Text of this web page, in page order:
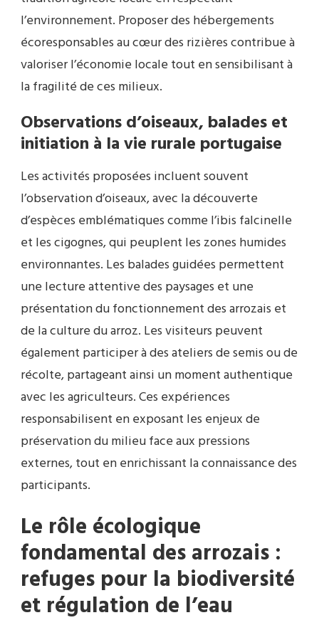
l’environnement. Proposer des hébergements
écoresponsables au cœur des rizières contribue à
valoriser l’économie locale tout en sensibilisant à
la fragilité de ces milieux.
Observations d’oiseaux, balades et
initiation à la vie rurale portugaise
Les activités proposées incluent souvent
l’observation d’oiseaux, avec la découverte
d’espèces emblématiques comme l’ibis falcinelle
et les cigognes, qui peuplent les zones humides
environnantes. Les balades guidées permettent
une lecture attentive des paysages et une
présentation du fonctionnement des arrozais et
de la culture du arroz. Les visiteurs peuvent
également participer à des ateliers de semis ou de
récolte, partageant ainsi un moment authentique
avec les agriculteurs. Ces expériences
responsabilisent en exposant les enjeux de
préservation du milieu face aux pressions
externes, tout en enrichissant la connaissance des
participants.
Le rôle écologique
fondamental des arrozais :
refuges pour la biodiversité
et régulation de l’eau